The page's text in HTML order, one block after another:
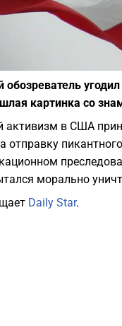
обозреватель
картинка со
активизм в США
отправку
морально
Daily Star.